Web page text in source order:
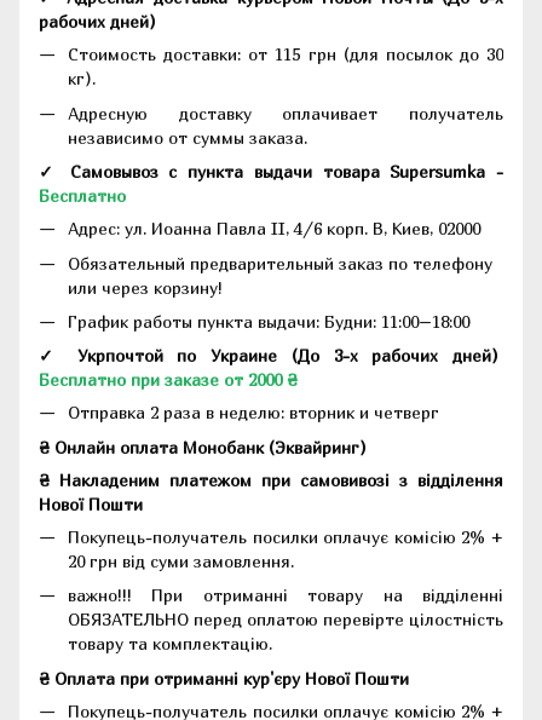
рабочих дней)
Стоимость доставки: от 115 грн (для посылок до 30
кг).
Адресную доставку оплачивает получатель
независимо от суммы заказа.
✓ Самовывоз с пункта выдачи товара Supersumka -
Бесплатно
Адрес: ул. Иоанна Павла II, 4/6 корп. В, Киев, 02000
Обязательный предварительный заказ по телефону
или через корзину!
График работы пункта выдачи: Будни: 11:00–18:00
✓ Укрпочтой по Украине (До 3-х рабочих дней)
Бесплатно при заказе от 2000 ₴
Отправка 2 раза в неделю: вторник и четверг
₴ Онлайн оплата Монобанк (Эквайринг)
₴ Накладеним платежом при самовивозі з відділення
Нової Пошти
Покупець-получатель посилки оплачує комісію 2% +
20 грн від суми замовлення.
важно!!! При отриманні товару на відділенні
ОБЯЗАТЕЛЬНО перед оплатою перевірте цілостність
товару та комплектацію.
₴ Оплата при отриманні кур'єру Нової Пошти
Покупець-получатель посилки оплачує комісію 2% +